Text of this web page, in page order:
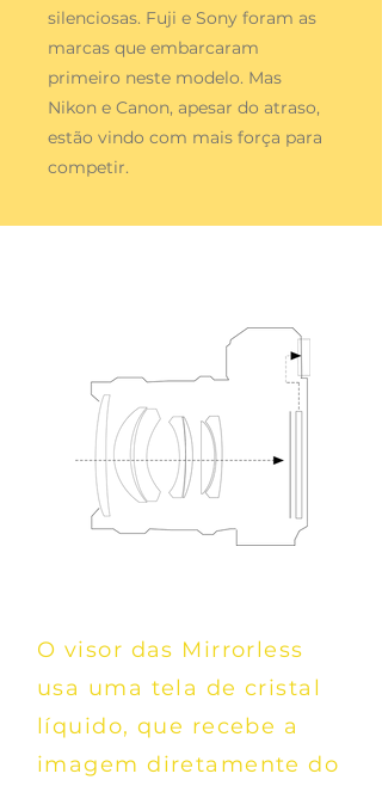
silenciosas. Fuji e Sony foram as
marcas que embarcaram
primeiro neste modelo. Mas
Nikon e Canon, apesar do atraso,
estão vindo com mais força para
competir.
O visor das Mirrorless
usa uma tela de cristal
líquido, que recebe a
imagem diretamente do